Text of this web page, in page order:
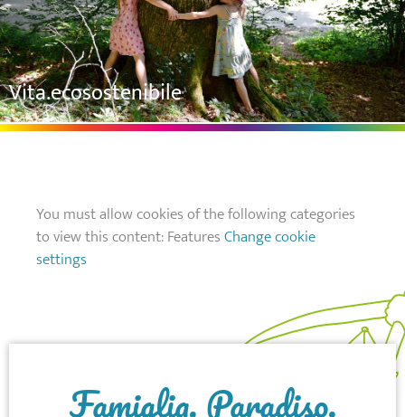
Vita.ecosostenibile
You must allow cookies of the following categories
to view this content: FeaturesChange cookie
settings
Famiglia. Paradiso.